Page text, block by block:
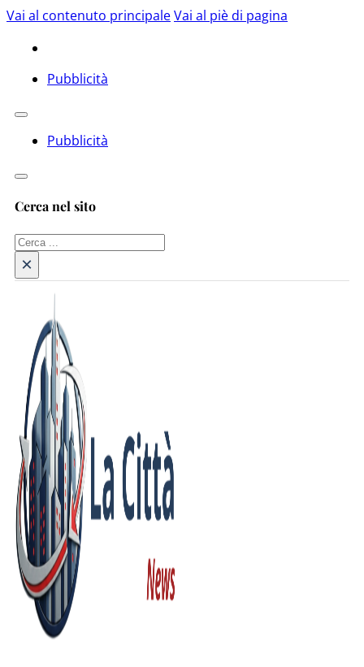
Vai al contenuto principaleVai al piè di pagina
Pubblicità
Pubblicità
Cerca nel sito
Cerca
×